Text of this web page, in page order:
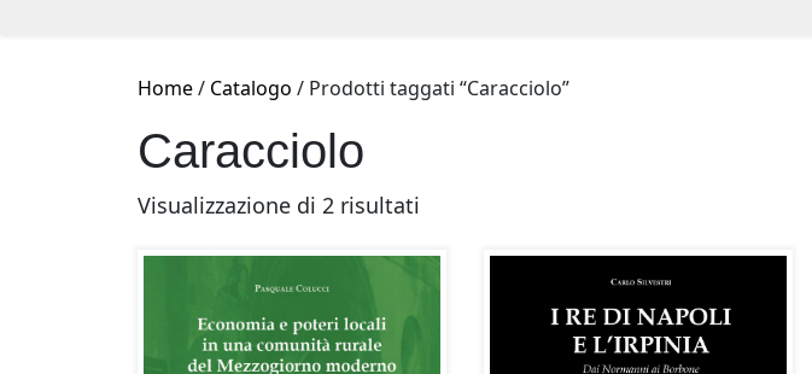
Home/ Catalogo / Prodotti taggati “Caracciolo”
Caracciolo
Visualizzazione di 2 risultati